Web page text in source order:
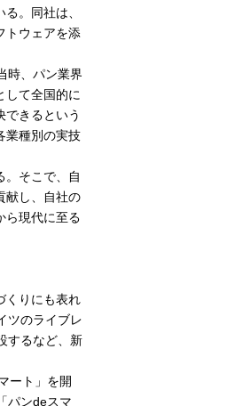
。同社は、
トウェアを添
時、パン業界
して全国的に
できるという
業種別の実技
。そこで、自
献し、自社の
ら現代に至る
くりにも表れ
ツのライブレ
するなど、新
ート」を開
パンdeスマ